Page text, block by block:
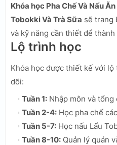
Khóa học Pha Chế Và Nấu
Tobokki Và Trà Sữa sẽ trang
và kỹ năng cần thiết để
Lộ trình học
Khóa học được thiết kế với
dõi:
Tuần 1: Nhập môn và
Tuần 2-4: Học pha chế
Tuần 5-7: Học nấu Lẩu
Tuần 8-10: Quản lý quán